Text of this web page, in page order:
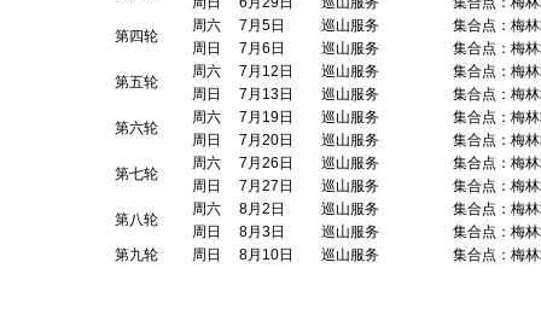
第四轮
周六 7月5日 巡山服务
集合点：梅
周日
7月6日 巡山服务
集合点：梅
第五轮
周六 7月12日 巡山服务
集合点：梅
周日
7月13日 巡山服务
集合点：梅
第六轮
周六 7月19日 巡山服务
集合点：梅
周日
7月20日 巡山服务
集合点：梅
第七轮
周六 7月26日 巡山服务
集合点：梅
周日
7月27日 巡山服务
集合点：梅
第八轮
周六 8月2日 巡山服务
集合点：梅
周日
8月3日 巡山服务
集合点：梅
第九轮
周日 8月10日 巡山服务 集合点：梅